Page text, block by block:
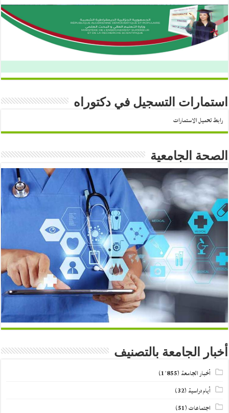
استمارات التسجيل في دكتوراه
رابط تحميل الاستمارات
الصحة الجامعية
أخبار الجامعة بالتصنيف
أخبار الجامعة (1٬855)
أيام دراسية (32)
اجتماعات(51)